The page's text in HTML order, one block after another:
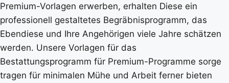
Premium-Vorlagen erwerben, erhalten Diese ein
professionell gestaltetes Begräbnisprogramm, das
Ebendiese und Ihre Angehörigen viele Jahre schätzen
werden. Unsere Vorlagen für das
Bestattungsprogramm für Premium-Programme sorge
tragen für minimalen Mühe und Arbeit ferner bieten